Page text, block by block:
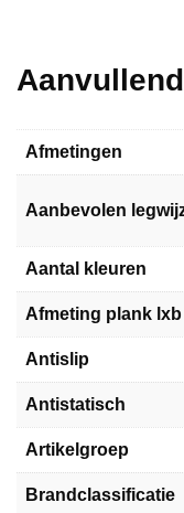
Afmetingen
Aanbevolen
Aantal kleuren
Afmeting plank lxb
Antislip
Antistatisch
Artikelgroep
Brandclassificatie